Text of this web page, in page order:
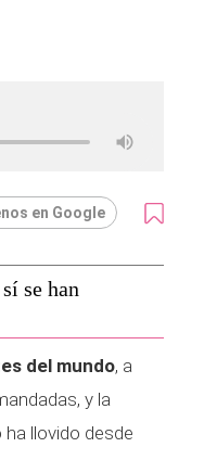
en Google
se han
del mundo, a
y la
llovido desde